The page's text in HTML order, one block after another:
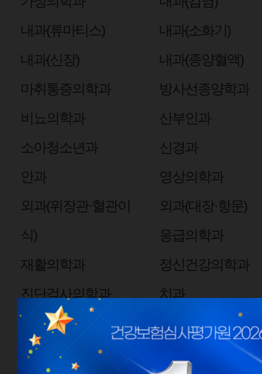
내과(류마티스)
내과(소화기)
내과(신장)
내과(종양혈액)
마취통증의학과
방사선종양학과
비뇨의학과
산부인과
소아청소년과
신경과
안과
영상의학과
외과(위장관·혈관이
식)
외과(대장·항문)
응급의학과
재활의학과
정신건강의학과
진단검사의학과
치과
핵의학과
심장혈관흉부외과